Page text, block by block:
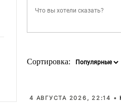
Сортировка:
4 АВГУСТА 2026, 22:14 •